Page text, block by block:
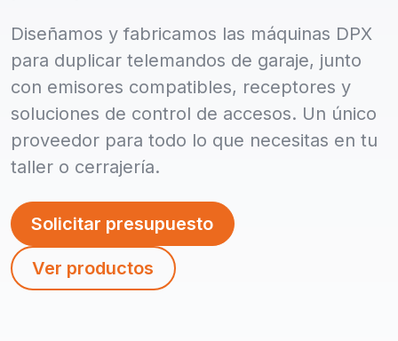
Diseñamos y fabricamos las máquinas DPX
para duplicar telemandos de garaje, junto
con emisores compatibles, receptores y
soluciones de control de accesos. Un único
proveedor para todo lo que necesitas en tu
taller o cerrajería.
Solicitar presupuesto
Ver productos